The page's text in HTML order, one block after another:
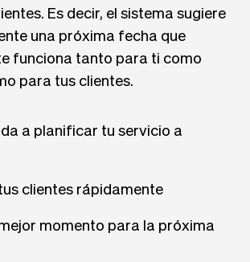
Es decir, el sistema sugiere
una próxima fecha que
funciona tanto para ti como
para tus clientes.
a planificar tu servicio a
clientes rápidamente
momento para la próxima